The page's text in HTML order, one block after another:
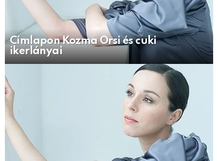
Címlapon Kozma Orsi és cuki
ikerlányai